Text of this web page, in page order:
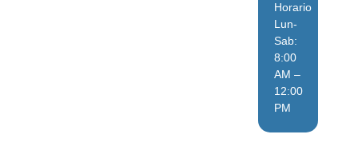
Horario
Lun-
Sab:
8:00
AM –
12:00
PM